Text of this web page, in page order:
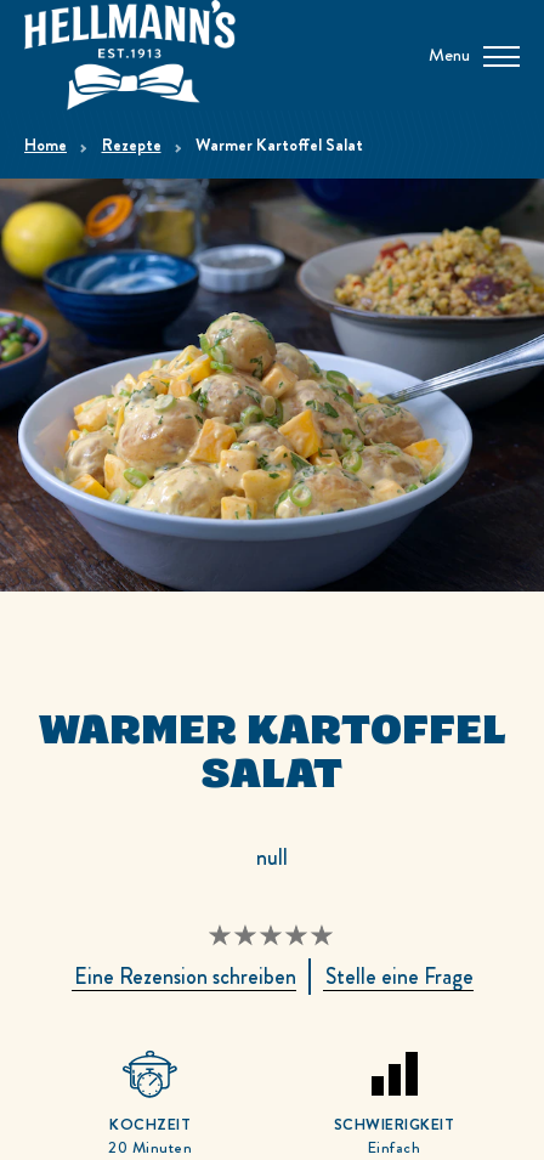
Menu
home Rezepte Warmer Kartoffel Salat
WARMER KARTOFFEL
SALAT
null
Bewertungen
für
Eine Rezension schreiben Stelle eine Frage
20 Minuten
KOCHZEIT
Einfach
SCHWIERIGKEIT